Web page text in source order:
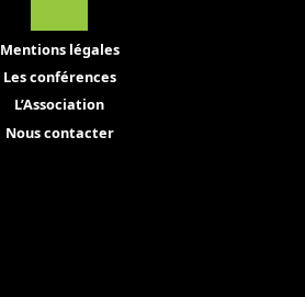
Mentions légales
Les conférences
L’Association
Nous contacter
Back
to
Top